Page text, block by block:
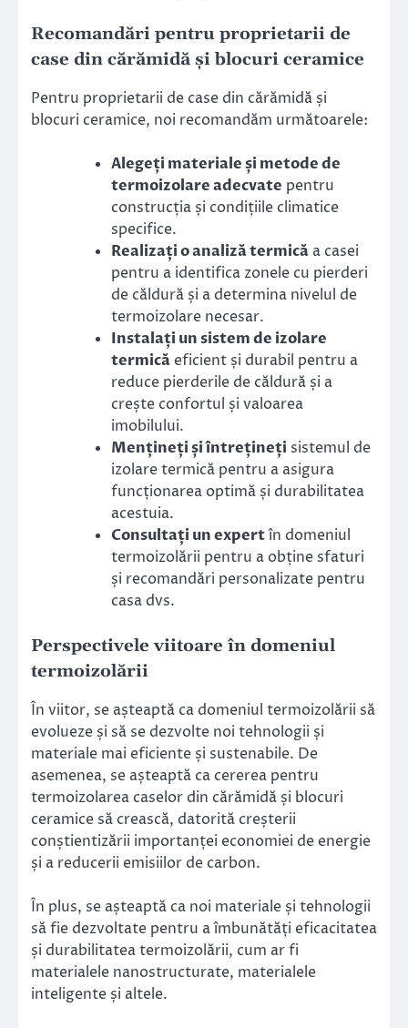
Recomandări pentru proprietarii de
case din cărămidă și blocuri ceramice
Pentru proprietarii de case din cărămidă și
blocuri ceramice, noi recomandăm următoarele:
Alegeți materiale și metode de
termoizolare adecvate pentru
construcția și condițiile climatice
specifice.
Realizați o analiză termică a casei
pentru a identifica zonele cu pierderi
de căldură și a determina nivelul de
termoizolare necesar.
Instalați un sistem de izolare
termică eficient și durabil pentru a
reduce pierderile de căldură și a
crește confortul și valoarea
imobilului.
Mențineți și întrețineți sistemul de
izolare termică pentru a asigura
funcționarea optimă și durabilitatea
acestuia.
Consultați un expertîn domeniul
termoizolării pentru a obține sfaturi
și recomandări personalizate pentru
casa dvs.
Perspectivele viitoare în domeniul
termoizolării
În viitor, se așteaptă ca domeniul termoizolării să
evolueze și să se dezvolte noi tehnologii și
materiale mai eficiente și sustenabile. De
asemenea, se așteaptă ca cererea pentru
termoizolarea caselor din cărămidă și blocuri
ceramice să crească, datorită creșterii
conștientizării importanței economiei de energie
și a reducerii emisiilor de carbon.
În plus, se așteaptă ca noi materiale și tehnologii
să fie dezvoltate pentru a îmbunătăți eficacitatea
și durabilitatea termoizolării, cum ar fi
materialele nanostructurate, materialele
inteligente și altele.